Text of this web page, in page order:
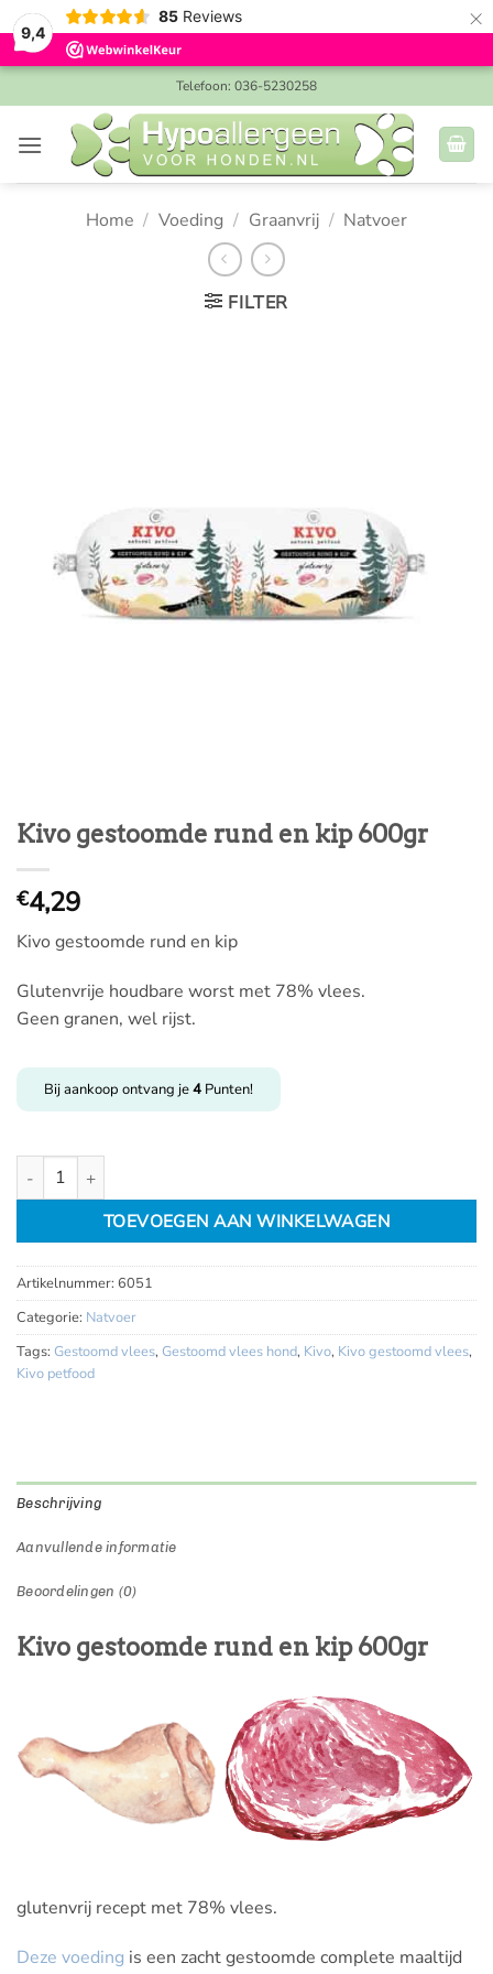
9,4
85 Reviews ×
Ga
naar
inhoud
Telefoon: 036-5230258
Home / Voeding / Graanvrij / Natvoer
FILTER
Kivo gestoomde rund en kip 600gr
€4,29
Kivo gestoomde rund en kip
Glutenvrije houdbare worst met 78% vlees.
Geen granen, wel rijst.
Bij aankoop ontvang je4 Punten!
Kivo gestoomde rund en kip 600gr aantal
TOEVOEGEN AAN WINKELWAGEN
Artikelnummer: 6051
Categorie: Natvoer
Tags: Gestoomd vlees, Gestoomd vlees hond, Kivo, Kivo gestoomd vlees,
Kivo petfood
Beschrijving
Aanvullende informatie
Beoordelingen (0)
Kivo gestoomde rund en kip 600gr
glutenvrij recept met 78% vlees.
Deze voeding is een zacht gestoomde complete maaltijd